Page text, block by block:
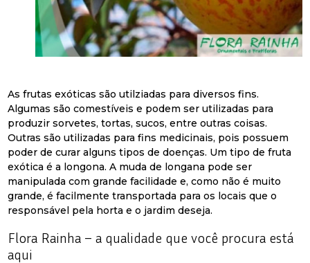
As frutas exóticas são utilziadas para diversos fins.
Algumas são comestíveis e podem ser utilizadas para
produzir sorvetes, tortas, sucos, entre outras coisas.
Outras são utilizadas para fins medicinais, pois possuem
poder de curar alguns tipos de doenças. Um tipo de fruta
exótica é a longona. A muda de longana pode ser
manipulada com grande facilidade e, como não é muito
grande, é facilmente transportada para os locais que o
responsável pela horta e o jardim deseja.
Flora Rainha – a qualidade que você procura está
aqui